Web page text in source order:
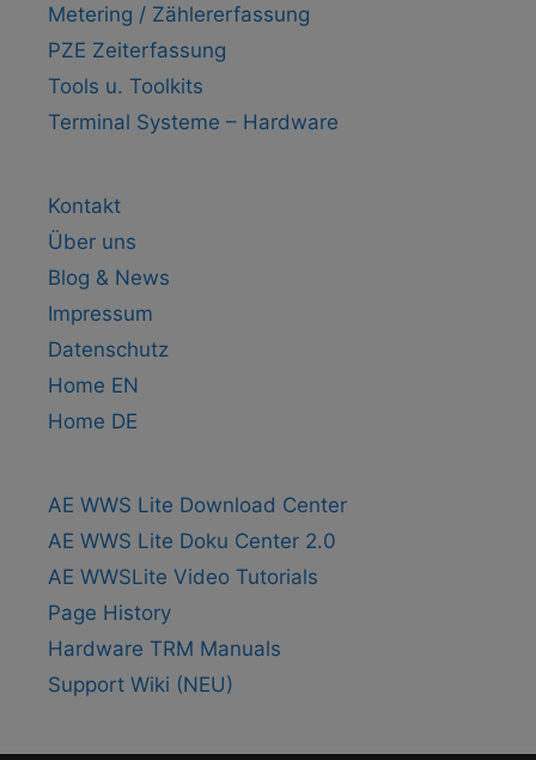
Metering / Zählererfassung
PZE Zeiterfassung
Tools u. Toolkits
Terminal Systeme – Hardware
Kontakt
Über uns
Blog & News
Impressum
Datenschutz
Home EN
Home DE
AE WWS Lite Download Center
AE WWS Lite Doku Center 2.0
AE WWSLite Video Tutorials
Page History
Hardware TRM Manuals
Support Wiki (NEU)